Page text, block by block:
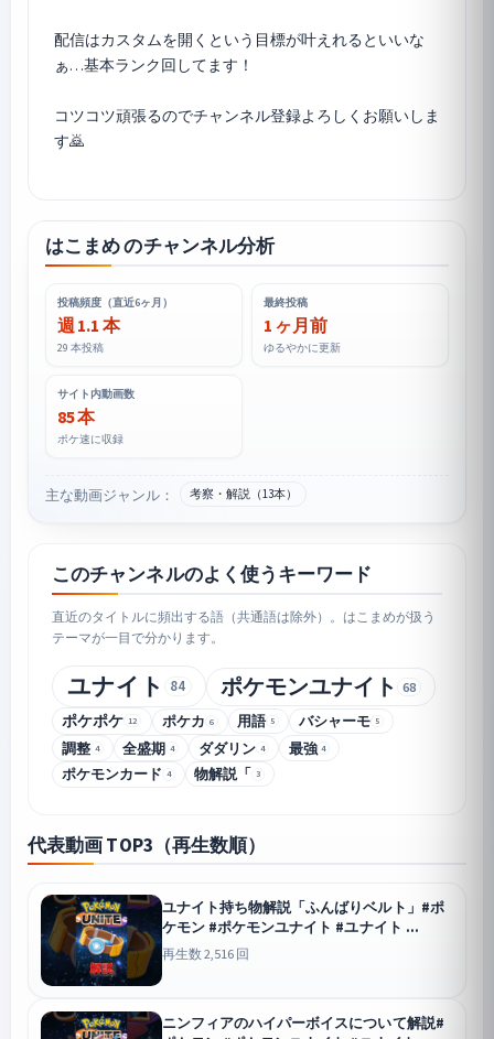
配信はカスタムを開くという目標が叶えれるといいな
ぁ…基本ランク回してます！
コツコツ頑張るのでチャンネル登録よろしくお願いしま
す🙇
はこまめ のチャンネル分析
投稿頻度（直近6ヶ月）
週 1.1 本
29 本投稿
最終投稿
1 ヶ月前
ゆるやかに更新
サイト内動画数
85 本
ポケ速に収録
主な動画ジャンル： 考察・解説（13本）
このチャンネルのよく使うキーワード
直近のタイトルに頻出する語（共通語は除外）。はこまめが扱う
テーマが一目で分かります。
ユナイト 84 ポケモンユナイト 68
ポケポケ 12 ポケカ 6 用語 5 バシャーモ 5
調整 4 全盛期 4 ダダリン 4 最強 4
ポケモンカード 4 物解説「 3
代表動画 TOP3（再生数順）
ユナイト持ち物解説「ふんばりベルト」#ポ
ケモン #ポケモンユナイト #ユナイト
ユナイト
再生数 2,516 回
ニンフィアのハイパーボイスについて解説#